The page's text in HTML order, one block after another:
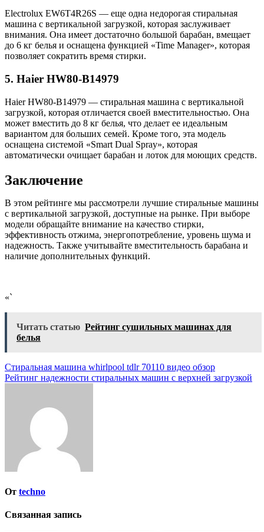
Electrolux EW6T4R26S — еще одна недорогая стиральная
машина с вертикальной загрузкой, которая заслуживает
внимания. Она имеет достаточно большой барабан, вмещает
до 6 кг белья и оснащена функцией «Time Manager», которая
позволяет сократить время стирки.
5. Haier HW80-B14979
Haier HW80-B14979 — стиральная машина с вертикальной
загрузкой, которая отличается своей вместительностью. Она
может вместить до 8 кг белья, что делает ее идеальным
вариантом для больших семей. Кроме того, эта модель
оснащена системой «Smart Dual Spray», которая
автоматически очищает барабан и лоток для моющих средств.
Заключение
В этом рейтинге мы рассмотрели лучшие стиральные машины
с вертикальной загрузкой, доступные на рынке. При выборе
модели обращайте внимание на качество стирки,
эффективность отжима, энергопотребление, уровень шума и
надежность. Также учитывайте вместительность барабана и
наличие дополнительных функций.
«`
Читать статью Рейтинг сушильных машинах для
белья
Навигация
по
Стиральная машина whirlpool tdlr 70110 видео обзор
Рейтинг надежности стиральных машин с верхней загрузкой
От techno
Связанная запись